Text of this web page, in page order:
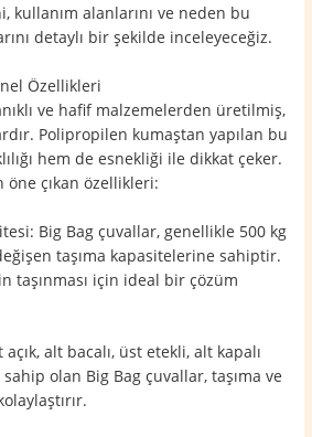
kullanım alanlarını ve neden bu
detaylı bir şekilde inceleyeceğiz.
Özellikleri
ve hafif malzemelerden üretilmiş,
Polipropilen kumaştan yapılan bu
hem de esnekliği ile dikkat çeker.
öne çıkan özellikleri:
Big Bag çuvallar, genellikle 500 kg
taşıma kapasitelerine sahiptir.
taşınması için ideal bir çözüm
alt bacalı, üst etekli, alt kapalı
olan Big Bag çuvallar, taşıma ve